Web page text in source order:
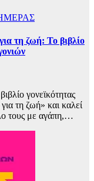
τη ζωή: Το βιβλίο
γονεϊκότητας
τη ζωή» και καλεί
τους με αγάπη,…